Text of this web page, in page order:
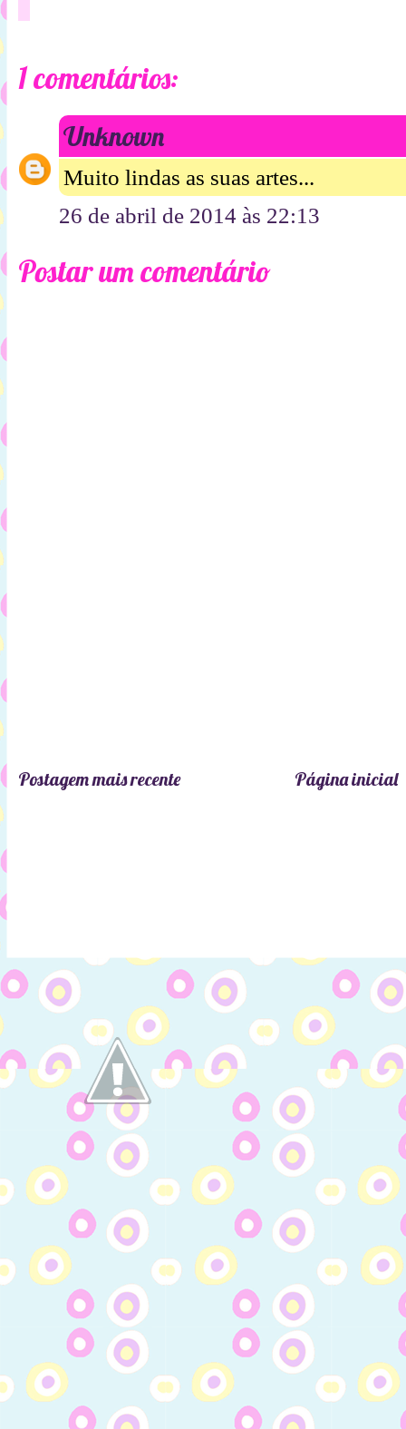
1 comentários:
Unknown
Muito lindas as suas artes...
26 de abril de 2014 às 22:13
Postar um comentário
Postagem mais recente Página inicial